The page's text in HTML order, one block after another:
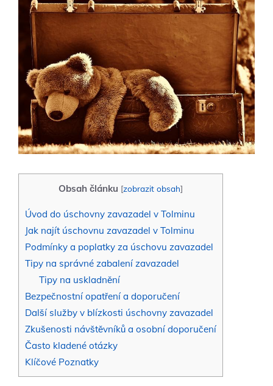
Obsah článku [zobrazit obsah]
Úvod do úschovny zavazadel v Tolminu
Jak najít úschovnu zavazadel v Tolminu
Podmínky a poplatky za úschovu zavazadel
Tipy na správné zabalení zavazadel
Tipy na uskladnění
Bezpečnostní opatření a doporučení
Další služby v blízkosti úschovny zavazadel
Zkušenosti návštěvníků a osobní doporučení
Často kladené otázky
Klíčové Poznatky